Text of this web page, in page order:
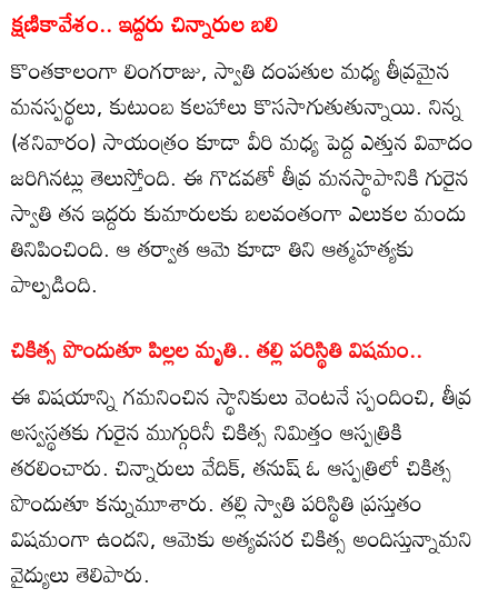
క్షణికావేశం.. ఇద్దరు చిన్నారుల బలి
కొంతకాలంగా లింగరాజు, స్వాతి దంపతుల మధ్య తీవ్రమైన
మనస్పర్థలు, కుటుంబ కలహాలు కొససాగుతుతున్నాయి. నిన్న
(శనివారం) సాయంత్రం కూడా వీరి మధ్య పెద్ద ఎత్తున వివాదం
జరిగినట్లు తెలుస్తోంది. ఈ గొడవతో తీవ్ర మనస్థాపానికి గురైన
స్వాతి తన ఇద్దరు కుమారులకు బలవంతంగా ఎలుకల మందు
తినిపించింది. ఆ తర్వాత ఆమె కూడా తిని ఆత్మహత్యకు
పాల్పడింది.
చికిత్స పొందుతూ పిల్లల మృతి.. తల్లి పరిస్థితి విషమం..
ఈ విషయాన్ని గమనించిన స్థానికులు వెంటనే స్పందించి, తీవ్ర
అస్వస్థతకు గురైన ముగ్గురినీ చికిత్స నిమిత్తం ఆస్పత్రికి
తరలించారు. చిన్నారులు వేదిక్, తనుష్ ఓ ఆస్పత్రిలో చికిత్స
పొందుతూ కన్నుమూశారు. తల్లి స్వాతి పరిస్థితి ప్రస్తుతం
విషమంగా ఉందని, ఆమెకు అత్యవసర చికిత్స అందిస్తున్నామని
వైద్యులు తెలిపారు.